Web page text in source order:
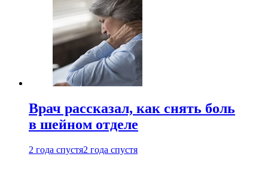
Врач рассказал, как снять боль
в шейном отделе
2 года спустя2 года спустя